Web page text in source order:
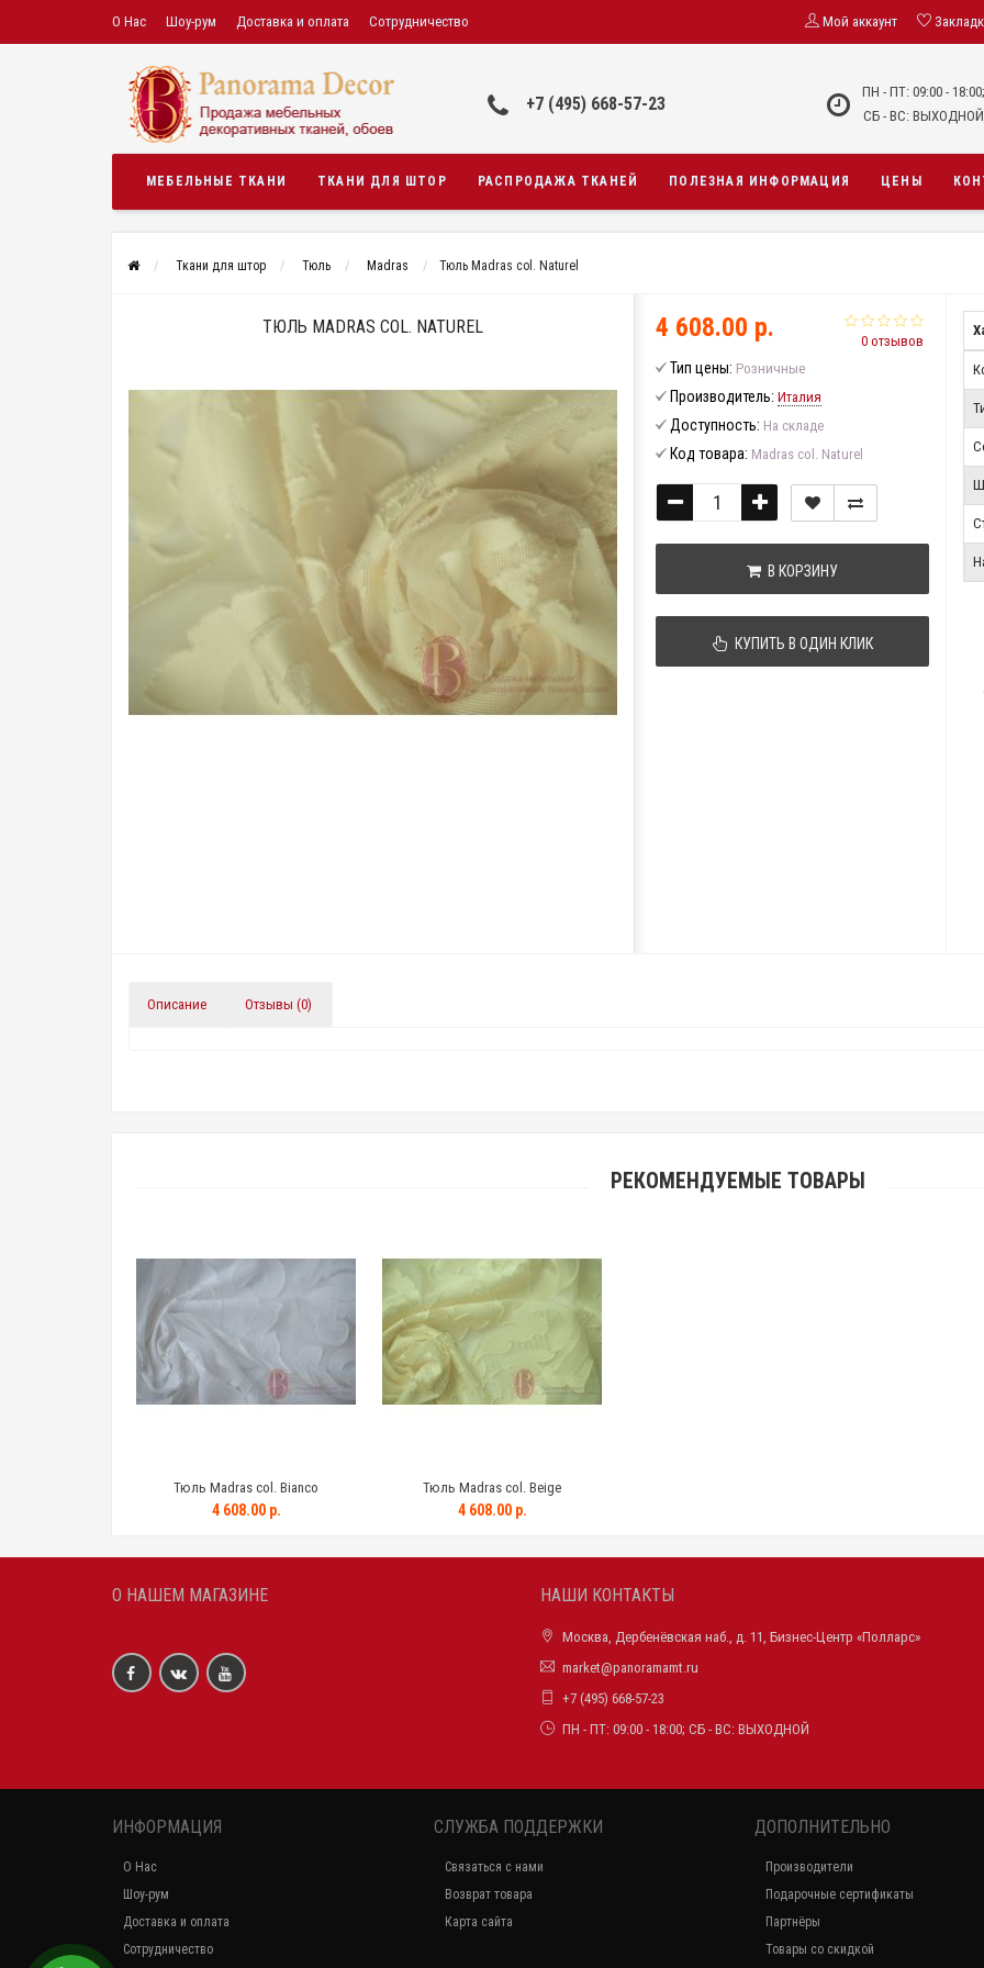
О Нас Шоу-рум Доставка и оплата Сотрудничество Мой аккаунт
+7 (495) 668-57-23
ПН - ПТ: 09:00 - 18:00;
СБ - ВС: ВЫХОДНОЙ
МЕБЕЛЬНЫЕ ТКАНИ ТКАНИ ДЛЯ ШТОР РАСПРОДАЖА ТКАНЕЙ ПОЛЕЗНАЯ ИНФОРМАЦИЯ ЦЕНЫ
Ткани для штор Тюль Madras Тюль Madras col. Naturel
ТЮЛЬ MADRAS COL. NATUREL
0 отзывов
4 608.00 р.
Тип цены: Розничные
Производитель: Италия
Доступность: На складе
Код товара: Madras col. Naturel
В КОРЗИНУ
КУПИТЬ В ОДИН КЛИК
Описание Отзывы (0)
РЕКОМЕНДУЕМЫЕ ТОВАРЫ
Тюль Madras col. Bianco
4 608.00 р.
Тюль Madras col. Beige
4 608.00 р.
О НАШЕМ МАГАЗИНЕ НАШИ КОНТАКТЫ
Москва, Дербенёвская наб., д. 11, Бизнес-Центр «Полларс»
market@panoramamt.ru
+7 (495) 668-57-23
ПН - ПТ: 09:00 - 18:00; СБ - ВС: ВЫХОДНОЙ
ИНФОРМАЦИЯ
О Нас
Шоу-рум
Доставка и оплата
Сотрудничество
СЛУЖБА ПОДДЕРЖКИ
Связаться с нами
Возврат товара
Карта сайта
ДОПОЛНИТЕЛЬНО
Производители
Подарочные сертификаты
Партнёры
Товары со скидкой